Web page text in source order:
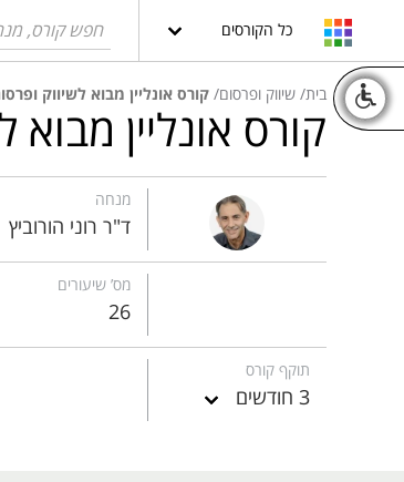
כל הקורסים
בית שיווק ופרסום קורס אונליין מבוא לשיווק
קורס אונליין
מנחה
ד"ר רוני הורוביץ
מס’ שיעורים
26
תוקף קורס